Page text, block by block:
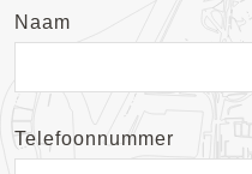
Naam
Telefoonnummer